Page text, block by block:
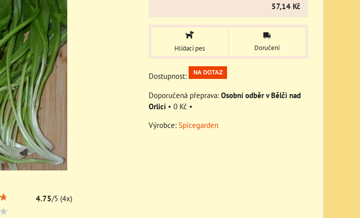
4.75/5 (4x)
57,14 Kč
Hlídací pes Doručení
Dostupnost:
Osobní odběr v Bělči nad
Orlicí • 0 Kč •
Výrobce: Spicegarden